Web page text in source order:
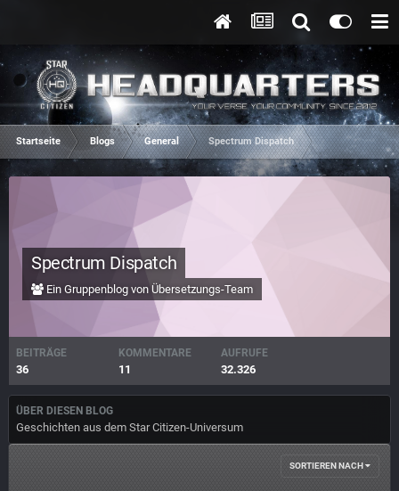
Startseite Blogs General Spectrum Dispatch
Spectrum Dispatch
Ein Gruppenblog von Übersetzungs-Team
BEITRÄGE
36
KOMMENTARE
11
AUFRUFE
32.326
ÜBER DIESEN BLOG
Geschichten aus dem Star Citizen-Universum
SORTIEREN NACH